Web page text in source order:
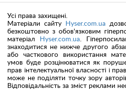
Усі права захищені.
Матеріали сайту
Hyser.com.ua
безкоштовно з обов'язковим
матеріал
Hyser.com.ua.
знаходитися не нижче другого
або часткового використання
умов буде розцінюватися як
прав інтелектуальної власності і
може не поділяти точку зору
Відповідальність за зміст реклами